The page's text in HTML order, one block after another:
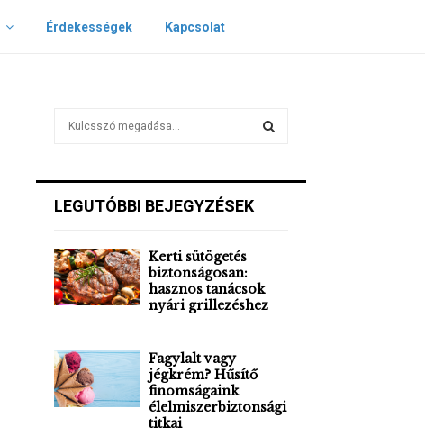
Érdekességek Kapcsolat
h
o
r
:
C
LEGUTÓBBI BEJEGYZÉSEK
Kerti sütögetés
biztonságosan:
hasznos tanácsok
nyári grillezéshez
Fagylalt vagy
jégkrém? Hűsítő
finomságaink
élelmiszerbiztonsági
titkai